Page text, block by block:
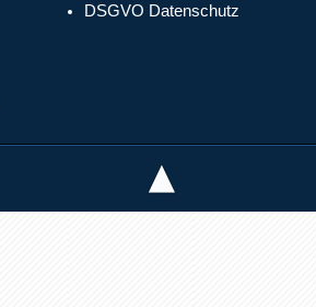
DSGVO Datenschutz